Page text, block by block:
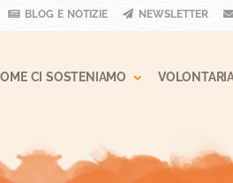
BLOG E NOTIZIE NEWSLETTER
Dropdown
CI SOSTENIAMO Toggle